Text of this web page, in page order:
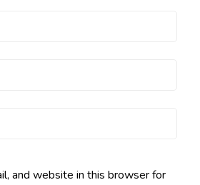
and website in this browser for